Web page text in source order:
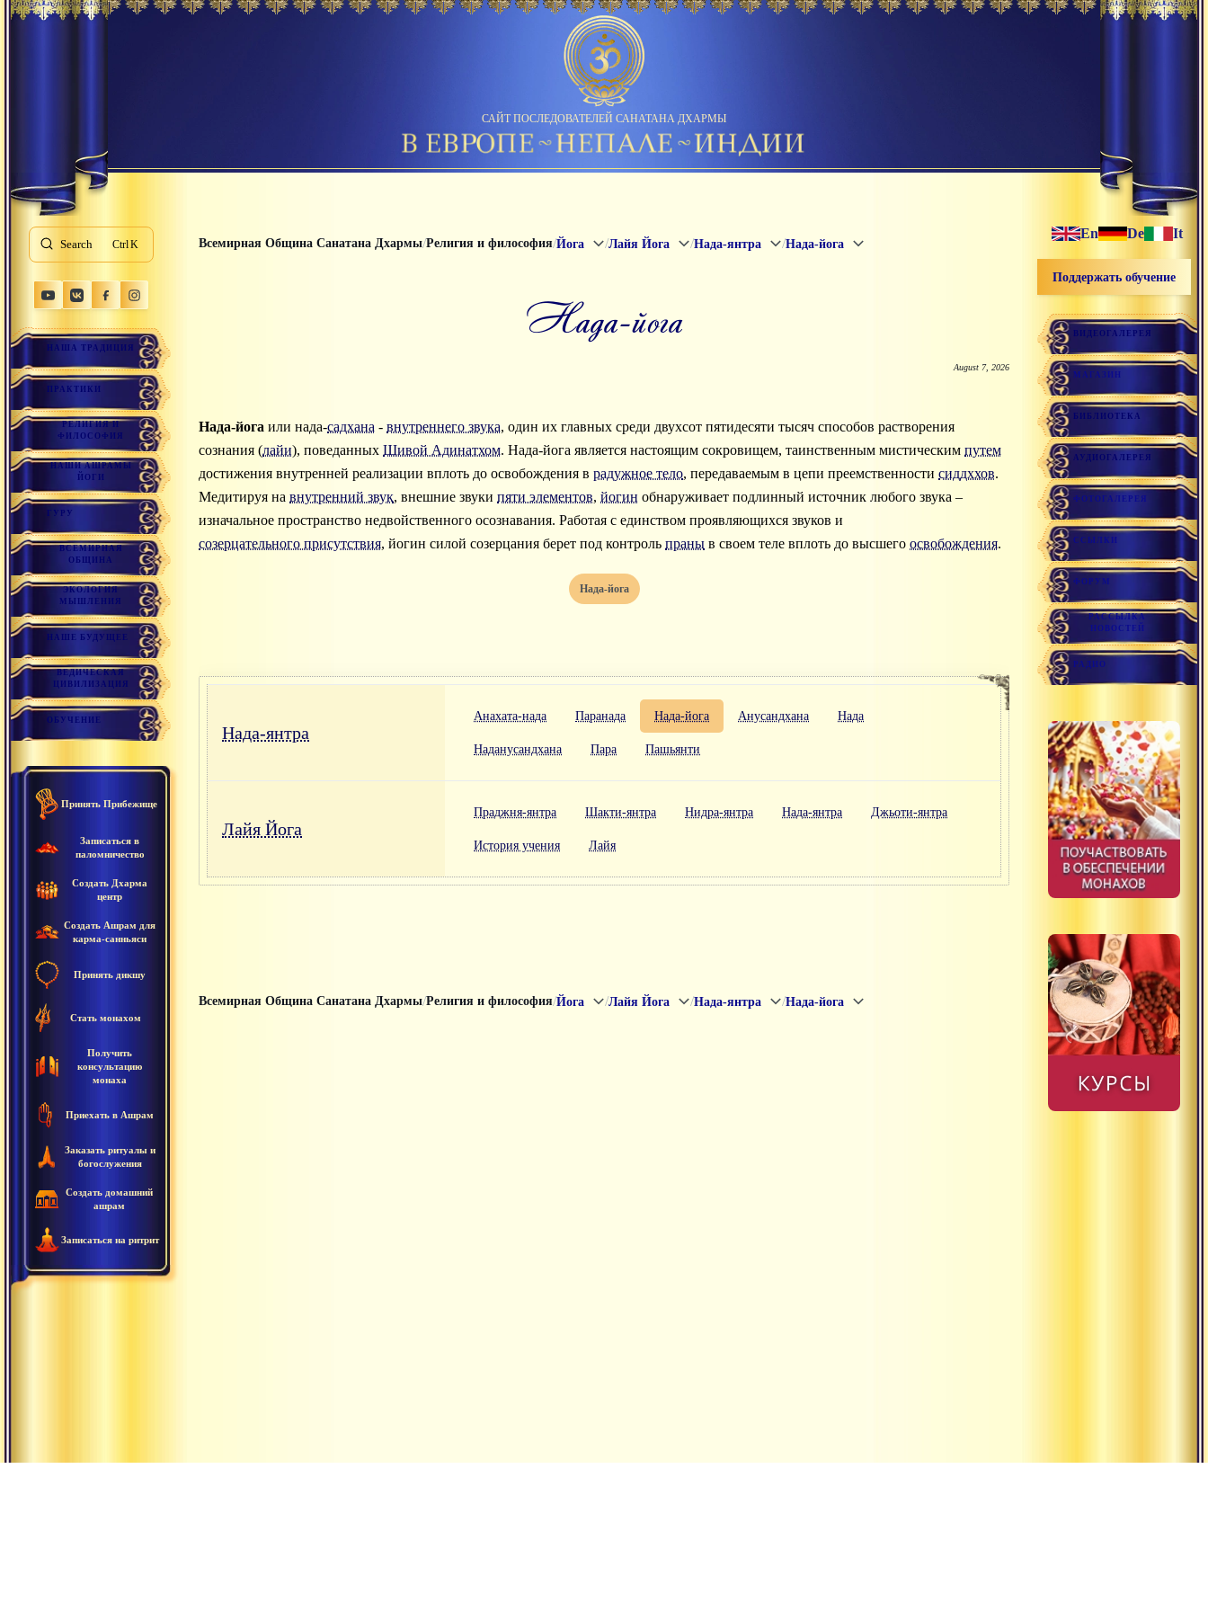
САЙТ ПОСЛЕДОВАТЕЛЕЙ САНАТАНА ДХАРМЫ
Search K
НАША ТРАДИЦИЯ
ПРАКТИКИ
РЕЛИГИЯ И
ФИЛОСОФИЯ
НАШИ АШРАМЫ
ЙОГИ
ГУРУ
ВСЕМИРНАЯ
ОБЩИНА
ЭКОЛОГИЯ
МЫШЛЕНИЯ
НАШЕ БУДУЩЕЕ
ВЕДИЧЕСКАЯ
ЦИВИЛИЗАЦИЯ
ОБУЧЕНИЕ
Принять Прибежище
Записаться в
паломничество
Создать Дхарма
центр
Создать Ашрам для
карма-санньяси
Принять дикшу
Стать монахом
Получить
консультацию
монаха
Приехать в Ашрам
Заказать ритуалы и
богослужения
Создать домашний
ашрам
Записаться на ритрит
Всемирная Община Санатана Дхармы/Религия и философия/Йога /Лайя Йога /Нада-янтра /Нада-йога
нада-йога
August 7, 2026
Нада-йога или нада-садхана - внутреннего звука, один их главных среди двухсот пятидесяти тысяч способов растворения
сознания (лайи), поведанных Шивой Адинатхом. Нада-йога является настоящим сокровищем, таинственным мистическим путем
достижения внутренней реализации вплоть до освобождения в радужное тело, передаваемым в цепи преемственности сиддххов.
Медитируя на внутренний звук, внешние звуки пяти элементов, йогин обнаруживает подлинный источник любого звука –
изначальное пространство недвойственного осознавания. Работая с единством проявляющихся звуков и
созерцательного присутствия, йогин силой созерцания берет под контроль праны в своем теле вплоть до высшего освобождения.
Нада-йога
Нада-янтра
Анахата-нада Паранада Нада-йога Анусандхана Нада
Наданусандхана Пара Пашьянти
Лайя Йога
Праджня-янтра Шакти-янтра Нидра-янтра Нада-янтра Джьоти-янтра
История учения Лайя
Всемирная Община Санатана Дхармы/Религия и философия/Йога /Лайя Йога /Нада-янтра /Нада-йога
En De It
Поддержать обучение
ВИДЕОГАЛЕРЕЯ
МАГАЗИН
БИБЛИОТЕКА
АУДИОГАЛЕРЕЯ
ФОТОГАЛЕРЕЯ
ССЫЛКИ
ФОРУМ
РАССЫЛКА
НОВОСТЕЙ
РАДИО